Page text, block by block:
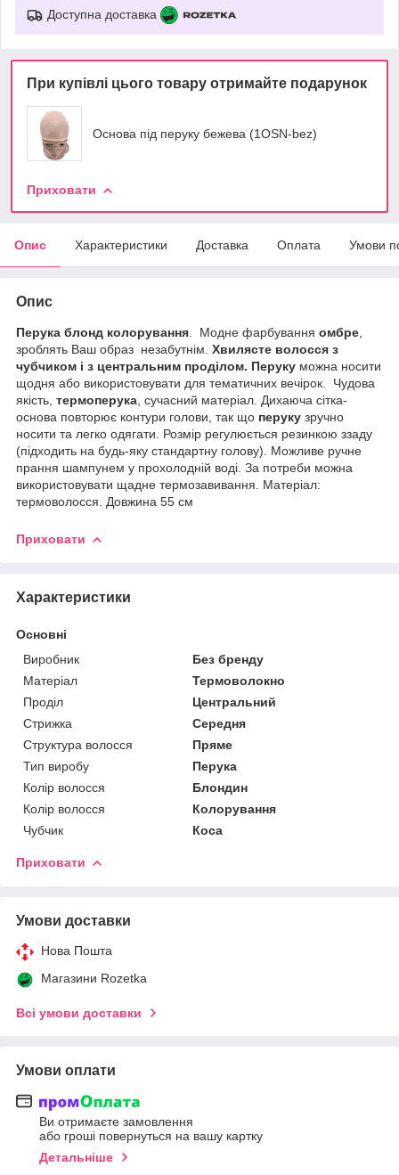
Доступна доставка
При купівлі цього товару отримайте подарунок
Основа під перуку бежева (1OSN-bez)
Приховати
Опис Характеристики Доставка Оплата Умови
Опис
Перука блонд колорування . Модне фарбування омбре
зроблять Ваш образ незабутнім. Хвилясте волосся з
чубчиком і з центральним проділом. Перуку можна носити
щодня або використовувати для тематичних вечірок. Чудова
якість, термоперука , сучасний матеріал. Дихаюча сітка-
основа повторює контури голови, так що перуку зручно
носити та легко одягати. Розмір регулюється резинкою ззаду
(підходить на будь-яку стандартну голову). Можливе ручне
прання шампунем у прохолодній воді. За потреби можна
використовувати щадне термозавивання. Матеріал:
термоволосся. Довжина 55 см
Приховати
Характеристики
Основні
Виробник
Без бренду
Матеріал
Термоволокно
Проділ
Центральний
Стрижка
Середня
Структура волосся
Пряме
Тип виробу
Перука
Колір волосся
Блондин
Колір волосся
Колорування
Чубчик
Коса
Приховати
Умови доставки
Нова Пошта
Магазини Rozetka
Всі умови доставки
Умови оплати
Ви отримаєте замовлення
або гроші повернуться на вашу картку
Детальніше